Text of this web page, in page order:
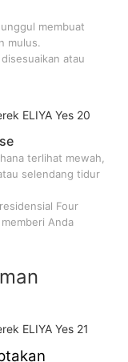
membuat
mulus.
atau
terlihat mewah,
selendang tidur
Four
Anda